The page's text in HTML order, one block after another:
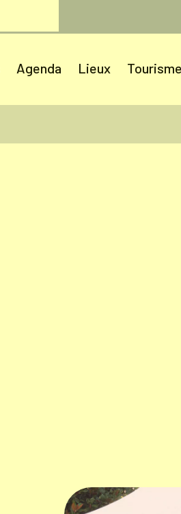
Agenda Lieux Tourisme